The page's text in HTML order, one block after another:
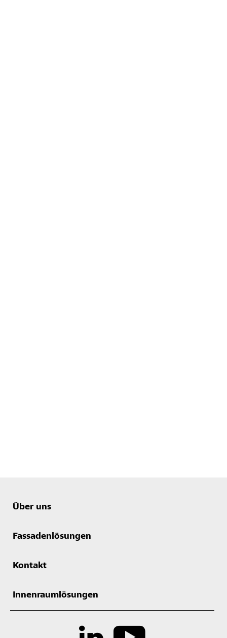
Über uns
Fassadenlösungen
Kontakt
Innenraumlösungen